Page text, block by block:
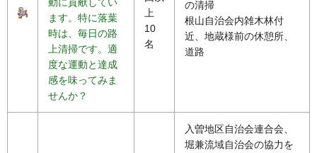
ます。特に落葉
時は、毎日の路
上清掃です。適
度な運動と達成
感を味ってみま
せんか？
上
10
名
の清掃
根山自治会内雑木林付
近、地蔵様前の休憩所、
道路
入曽地区自治会連合会、
堀兼流域自治会の協力を